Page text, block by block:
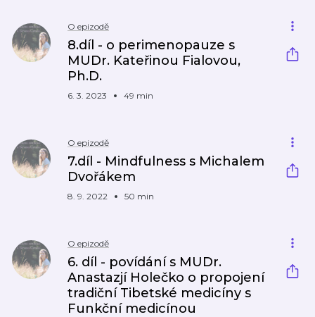
O epizodě
8.díl - o perimenopauze s
MUDr. Kateřinou Fialovou,
Ph.D.
6. 3. 2023 49 min
O epizodě
7.díl - Mindfulness s Michalem
Dvořákem
8. 9. 2022 50 min
O epizodě
6. díl - povídání s MUDr.
Anastazjí Holečko o propojení
tradiční Tibetské medicíny s
Funkční medicínou